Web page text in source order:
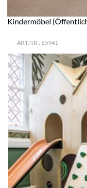
Kindermöbel
ART.NR.: E5941